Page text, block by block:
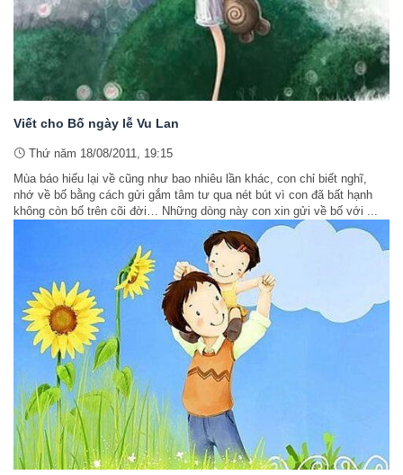
Viết cho Bố ngày lễ Vu Lan
Thứ năm 18/08/2011, 19:15
Mùa báo hiếu lại về cũng như bao nhiêu lần khác, con chỉ biết nghĩ,
nhớ về bố bằng cách gửi gắm tâm tư qua nét bút vì con đã bất hạnh
không còn bố trên cõi đời… Những dòng này con xin gửi về bố với ...